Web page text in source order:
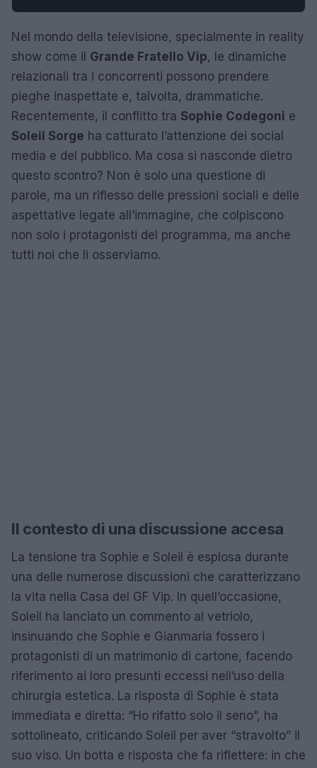
Nel mondo della televisione, specialmente in reality
show come il Grande Fratello Vip, le dinamiche
relazionali tra i concorrenti possono prendere
pieghe inaspettate e, talvolta, drammatiche.
Recentemente, il conflitto tra Sophie Codegoni e
Soleil Sorge ha catturato l’attenzione dei social
media e del pubblico. Ma cosa si nasconde dietro
questo scontro? Non è solo una questione di
parole, ma un riflesso delle pressioni sociali e delle
aspettative legate all’immagine, che colpiscono
non solo i protagonisti del programma, ma anche
tutti noi che li osserviamo.
Il contesto di una discussione accesa
La tensione tra Sophie e Soleil è esplosa durante
una delle numerose discussioni che caratterizzano
la vita nella Casa del GF Vip. In quell’occasione,
Soleil ha lanciato un commento al vetriolo,
insinuando che Sophie e Gianmaria fossero i
protagonisti di un matrimonio di cartone, facendo
riferimento ai loro presunti eccessi nell’uso della
chirurgia estetica. La risposta di Sophie è stata
immediata e diretta: “Ho rifatto solo il seno”, ha
sottolineato, criticando Soleil per aver “stravolto” il
suo viso. Un botta e risposta che fa riflettere: in che